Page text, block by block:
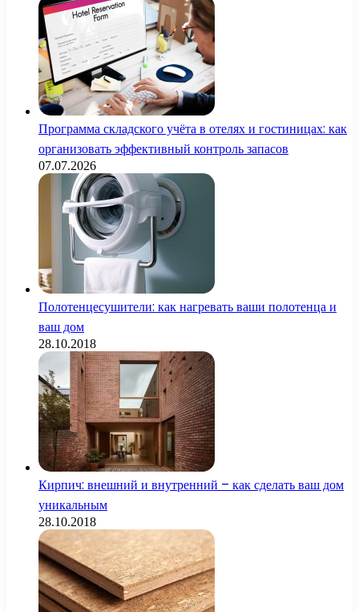
Программа складского учёта в отелях и гостиницах: как
организовать эффективный контроль запасов
07.07.2026
Полотенцесушители: как нагревать ваши полотенца и
ваш дом
28.10.2018
Кирпич: внешний и внутренний – как сделать ваш дом
уникальным
28.10.2018